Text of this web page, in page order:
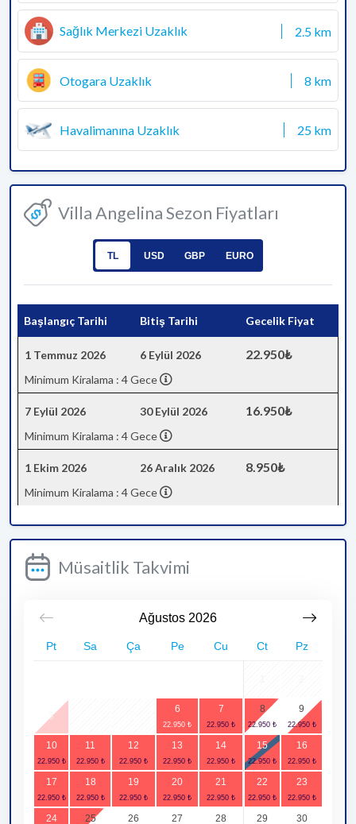
Sağlık Merkezi Uzaklık 2.5 km
Otogara Uzaklık 8 km
Havalimanına Uzaklık 25 km
Villa Angelina Sezon Fiyatları
TL USD GBP EURO
Başlangıç Tarihi Bitiş Tarihi Gecelik Fiyat
1 Temmuz 2026 6 Eylül 2026 22.950₺
Minimum Kiralama : 4 Gece
7 Eylül 2026 30 Eylül 2026 16.950₺
Minimum Kiralama : 4 Gece
1 Ekim 2026 26 Aralık 2026 8.950₺
Minimum Kiralama : 4 Gece
Müsaitlik Takvimi
Ağustos 2026
Pt Sa Ça Pe Cu Ct Pz
3
6 7 8 9
10 11 12 13 14 15 16
17 18 19 20 21 22 23
24 25 26 27 28 29 30